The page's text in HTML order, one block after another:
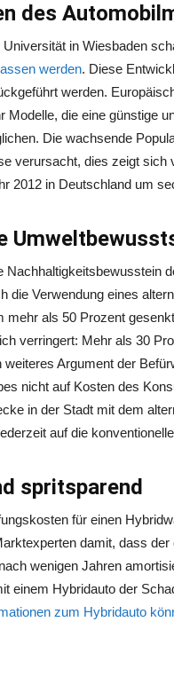
des
in Wiesbaden
werden. Diese
werden.
Modelle, die eine günstige
Die wachsende
verursacht, dies zeigt
2012 in Deutschland um
Nachhaltigkeitsbewusstein
die Verwendung eines
mehr als 50 Prozent
verringert: Mehr als 30
weiteres Argument der
nicht auf Kosten des
in der Stadt mit dem
auf die
spritsparend
für einen
damit, dass
wenigen Jahren
einem Hybridauto der
zum Hybridauto